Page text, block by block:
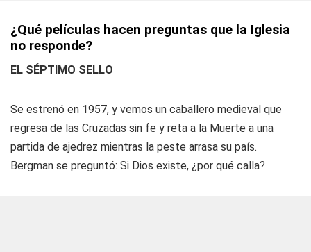
¿Qué películas hacen preguntas que la Iglesia
no responde?
EL SÉPTIMO SELLO
Se estrenó en 1957, y vemos un caballero medieval que
regresa de las Cruzadas sin fe y reta a la Muerte a una
partida de ajedrez mientras la peste arrasa su país.
Bergman se preguntó: Si Dios existe, ¿por qué calla?